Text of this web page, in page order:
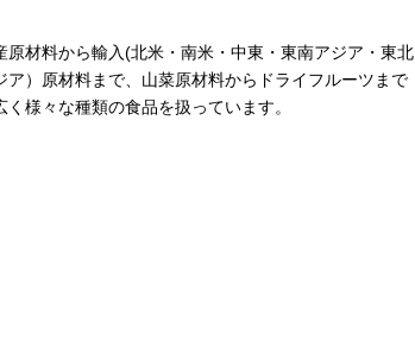
原材料から輸入(北米・南米・中東・東南アジア・東北
ア）原材料まで、山菜原材料からドライフルーツまで
く様々な種類の食品を扱っています。